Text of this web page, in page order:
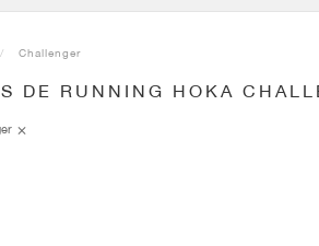
Challenger
DE RUNNING HOKA